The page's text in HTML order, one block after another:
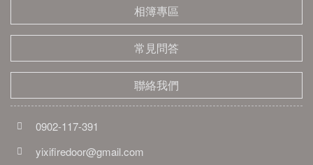
相簿專區
常見問答
聯絡我們
0902-117-391
yixifiredoor@gmail.com